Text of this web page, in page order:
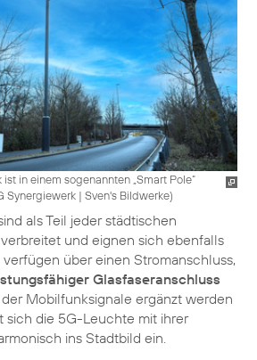
in einem sogenannten „Smart Pole“
Synergiewerk | Sven's Bildwerke)
als Teil jeder städtischen
und eignen sich ebenfalls
verfügen über einen Stromanschluss,
Glasfaseranschluss
Mobilfunksignale ergänzt werden
sich die 5G-Leuchte mit ihrer
ins Stadtbild ein.